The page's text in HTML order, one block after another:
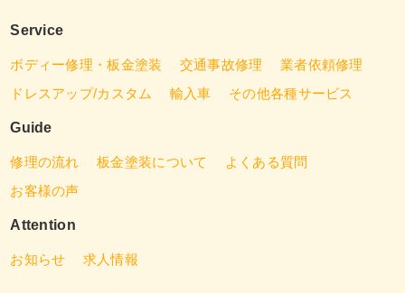
Service
ボディー修理・板金塗装 交通事故修理
業者依頼修理
ドレスアップ/カスタム
輸入車 その他各種サービス
Guide
修理の流れ 板金塗装について
よくある質問
お客様の声
Attention
お知らせ 求人情報